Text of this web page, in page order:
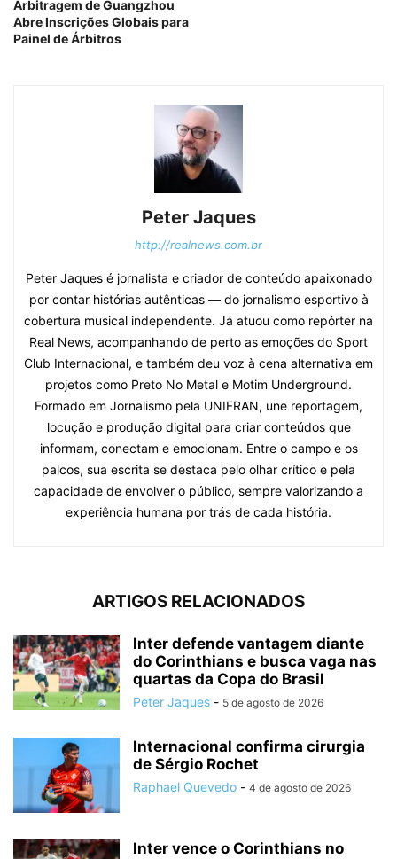
Arbitragem de Guangzhou
Abre Inscrições Globais para
Painel de Árbitros
Peter Jaques
http://realnews.com.br
Peter Jaques é jornalista e criador de conteúdo apaixonado
por contar histórias autênticas — do jornalismo esportivo à
cobertura musical independente. Já atuou como repórter na
Real News, acompanhando de perto as emoções do Sport
Club Internacional, e também deu voz à cena alternativa em
projetos como Preto No Metal e Motim Underground.
Formado em Jornalismo pela UNIFRAN, une reportagem,
locução e produção digital para criar conteúdos que
informam, conectam e emocionam. Entre o campo e os
palcos, sua escrita se destaca pelo olhar crítico e pela
capacidade de envolver o público, sempre valorizando a
experiência humana por trás de cada história.
ARTIGOS RELACIONADOS
Inter defende vantagem diante
do Corinthians e busca vaga nas
quartas da Copa do Brasil
Peter Jaques - 5 de agosto de 2026
Internacional confirma cirurgia
de Sérgio Rochet
Raphael Quevedo - 4 de agosto de 2026
Inter vence o Corinthians no